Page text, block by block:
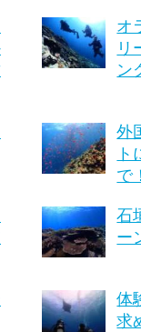
オ
リ
ン
外
ト
で
石
ー
体
求